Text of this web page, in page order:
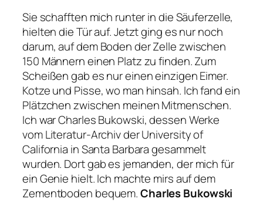
Sie schafften mich runter in die Säuferzelle,
hielten die Tür auf. Jetzt ging es nur noch
darum, auf dem Boden der Zelle zwischen
150 Männern einen Platz zu finden. Zum
Scheißen gab es nur einen einzigen Eimer.
Kotze und Pisse, wo man hinsah. Ich fand ein
Plätzchen zwischen meinen Mitmenschen.
Ich war Charles Bukowski, dessen Werke
vom Literatur-Archiv der University of
California in Santa Barbara gesammelt
wurden. Dort gab es jemanden, der mich für
ein Genie hielt. Ich machte mirs auf dem
Zementboden bequem.Charles Bukowski